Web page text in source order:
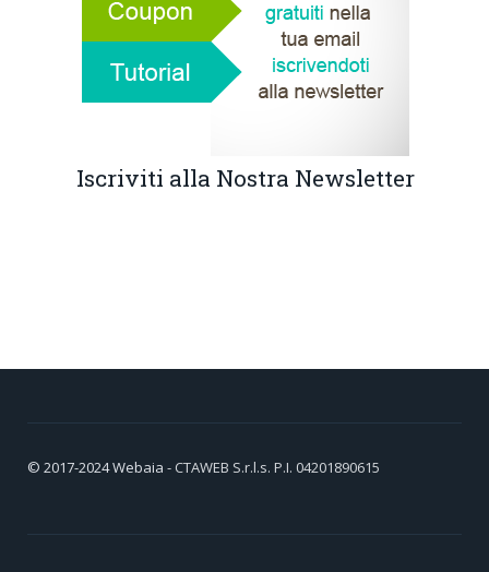
Iscriviti alla Nostra Newsletter
© 2017-2024Webaia - CTAWEB S.r.l.s. P.I. 04201890615